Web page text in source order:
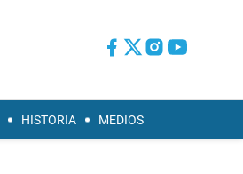
HISTORIA MEDIOS